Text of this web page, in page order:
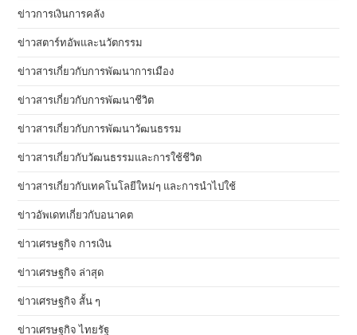
ข่าวการเงินการคลัง
ข่าวสตาร์ทอัพและนวัตกรรม
ข่าวสารเกี่ยวกับการพัฒนาการเมือง
ข่าวสารเกี่ยวกับการพัฒนาชีวิต
ข่าวสารเกี่ยวกับการพัฒนาวัฒนธรรม
ข่าวสารเกี่ยวกับวัฒนธรรมและการใช้ชีวิต
ข่าวสารเกี่ยวกับเทคโนโลยีใหม่ๆ และการนำไปใช้
ข่าวอัพเดทเกี่ยวกับอนาคต
ข่าวเศรษฐกิจ การเงิน
ข่าวเศรษฐกิจ ล่าสุด
ข่าวเศรษฐกิจ สั้น ๆ
ข่าวเศรษฐกิจ ไทยรัฐ